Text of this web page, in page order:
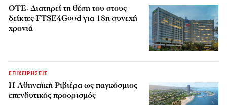
ΟΤΕ: Διατηρεί τη θέση του στους
δείκτες FTSE4Good για 18η συνεχή
χρονιά
ΕΠΙΧΕΙΡΗΣΕΙΣ
Η Αθηναϊκή Ριβιέρα ως παγκόσμιος
επενδυτικός προορισμός